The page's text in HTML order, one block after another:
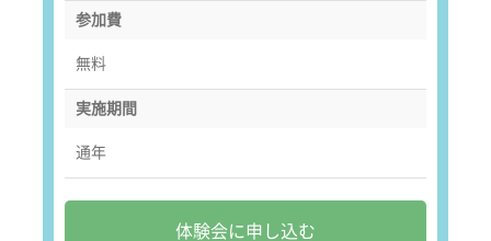
参加費
無料
実施期間
通年
体験会に申し込む